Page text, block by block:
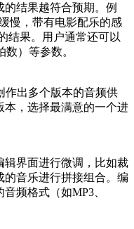
结果越符合预期。例
慢，带有电影配乐的感
结果。用户通常还可以
）等参数。
作出多个版本的音频供
本，选择最满意的一个进
辑界面进行微调，比如裁
的音乐进行拼接组合。编
频格式（如MP3、